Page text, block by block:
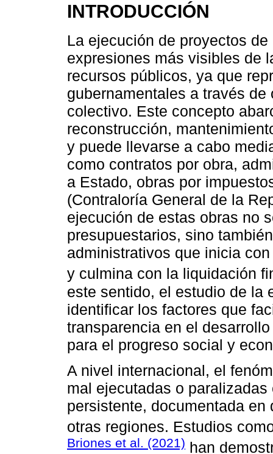
INTRODUCCIÓN
La ejecución de proyectos
expresiones más visibles de
recursos públicos, ya que
gubernamentales a través
colectivo. Este concepto
reconstrucción,
y puede llevarse a cabo
como contratos por obra,
a Estado, obras por
(Contraloría General de la
ejecución de estas obras no
presupuestarios, sino
administrativos que inicia
y culmina con la liquidación
este sentido, el estudio de la
identificar los factores que
transparencia en el
para el progreso social y
A nivel internacional, el
mal ejecutadas o
persistente, documentada
otras regiones. Estudios
Briones et al. (2021) han